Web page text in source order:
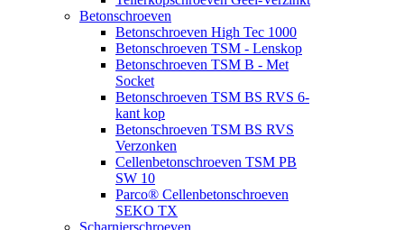
Betonschroeven
Betonschroeven High Tec 1000
Betonschroeven TSM - Lenskop
Betonschroeven TSM B - Met
Socket
Betonschroeven TSM BS RVS 6-
kant kop
Betonschroeven TSM BS RVS
Verzonken
Cellenbetonschroeven TSM PB
SW 10
Parco® Cellenbetonschroeven
SEKO TX